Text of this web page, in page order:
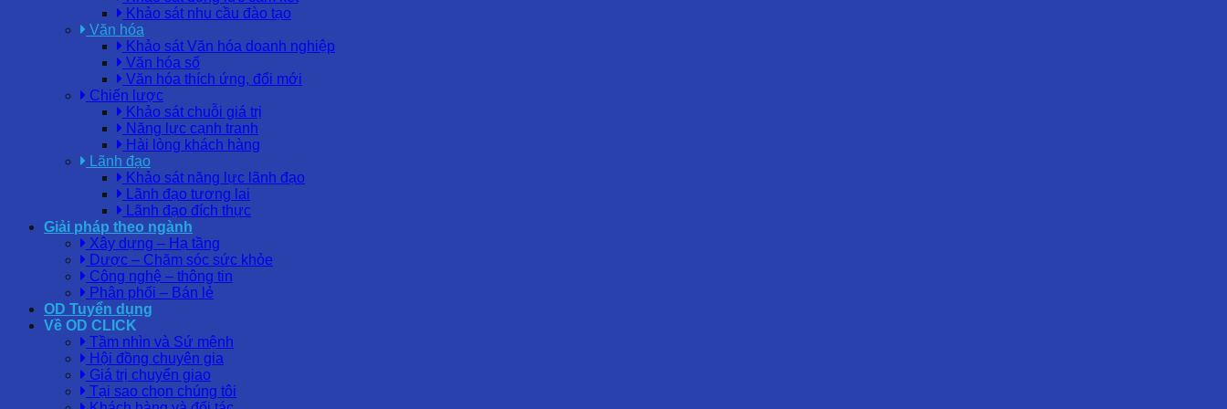
Khảo sát nhu cầu đào tạo
Văn hóa
Khảo sát Văn hóa doanh nghiệp
Văn hóa số
Văn hóa thích ứng, đổi mới
Chiến lược
Khảo sát chuỗi giá trị
Năng lực cạnh tranh
Hài lòng khách hàng
Lãnh đạo
Khảo sát năng lực lãnh đạo
Lãnh đạo tương lai
Lãnh đạo đích thực
Giải pháp theo ngành
Xây dựng – Hạ tầng
Dược – Chăm sóc sức khỏe
Công nghệ – thông tin
Phân phối – Bán lẻ
OD Tuyển dụng
Về OD CLICK
Tầm nhìn và Sứ mệnh
Hội đồng chuyên gia
Giá trị chuyển giao
Tại sao chọn chúng tôi